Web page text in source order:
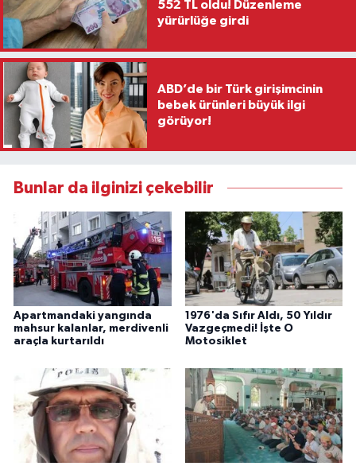
552 TL oldu! Düzenleme
yürürlüğe girdi
ABD’de bir Türk girişimcinin
bebek ürünleri büyük ilgi
görüyor!
Bunlar da ilginizi çekebilir
Apartmandaki yangında
mahsur kalanlar, merdivenli
araçla kurtarıldı
1976'da Sıfır Aldı, 50 Yıldır
Vazgeçmedi! İşte O
Motosiklet